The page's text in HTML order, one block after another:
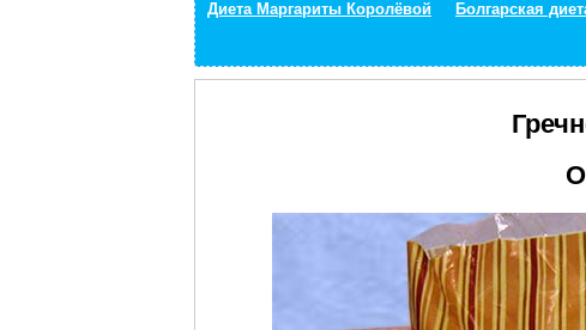
Диета Маргариты Королёвой
Болгарская